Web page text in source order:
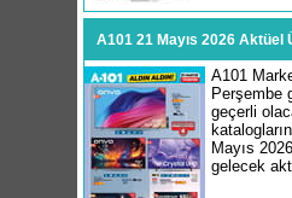
A101 21 Mayıs 2026 Aktüel
A101
Perşembe
geçerli
Mayıs
gelecek